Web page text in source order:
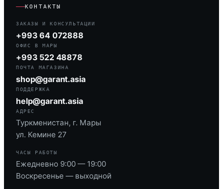
КОНТАКТЫ
ЗАКАЗЫ И КОНСУЛЬТАЦИИ
+993 64 072888
ОФИС В МАРЫ
+993 522 48878
ПОЧТА МАГАЗИНА
shop@garant.asia
ПОДДЕРЖКА
help@garant.asia
АДРЕС
Туркменистан, г. Мары
ул. Кемине 27
ЧАСЫ РАБОТЫ
Ежедневно 9:00 — 19:00
Воскресенье — выходной